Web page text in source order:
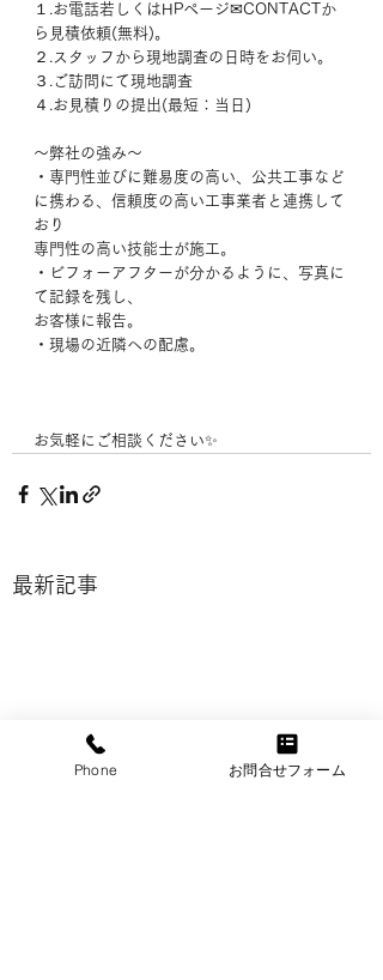
１.お電話若しくはHPページ✉CONTACTか
ら見積依頼(無料)。
２.スタッフから現地調査の日時をお伺い。
３.ご訪問にて現地調査
４.お見積りの提出(最短：当日)
～弊社の強み～
・専門性並びに難易度の高い、公共工事など
に携わる、信頼度の高い工事業者と連携して
おり
専門性の高い技能士が施工。
・ビフォーアフターが分かるように、写真に
て記録を残し、
お客様に報告。
・現場の近隣への配慮。
お気軽にご相談ください✨
最新記事
Phone お問合せフォーム